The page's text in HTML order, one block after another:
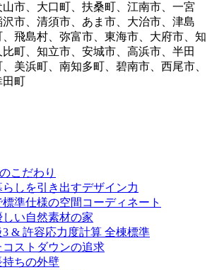
市、大口町、扶桑町、江南市、一宮
市、清須市、あま市、大治市、津島
飛島村、弥富市、東海市、大府市、知
町、知立市、安城市、高浜市、半田
美浜町、南知多町、碧南市、西尾市、
田町
こだわり
しを引き出すデザイン力
準仕様の空間コーディネート
い自然素材の家
& 許容応力度計算 全棟標準
コストダウンの追求
持ちの外壁